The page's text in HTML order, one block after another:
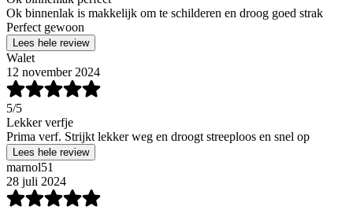
Ok binnenlak is makkelijk om te schilderen en droog goed strak
Perfect gewoon
Lees hele review
Walet
12 november 2024
5/5
Lekker verfje
Prima verf. Strijkt lekker weg en droogt streeploos en snel op
Lees hele review
marnol51
28 juli 2024